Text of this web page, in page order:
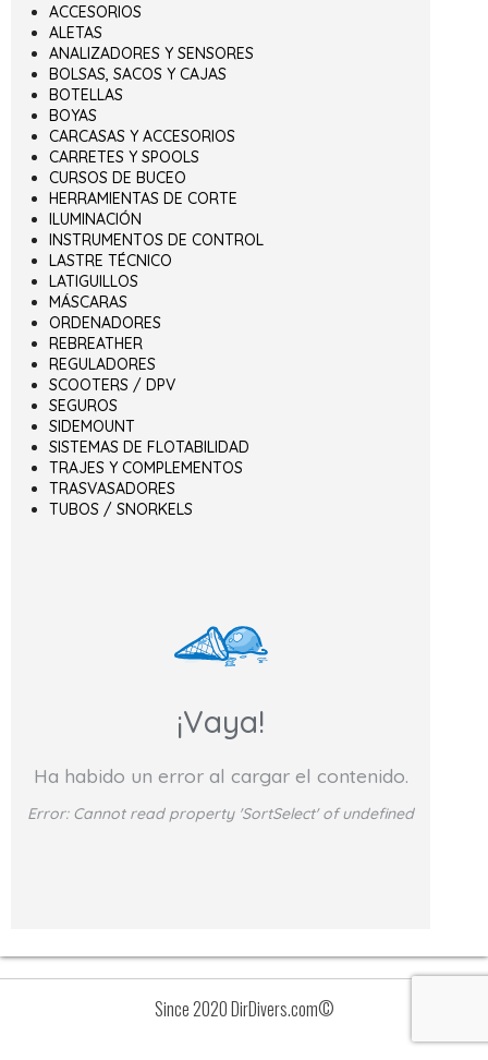
ACCESORIOS
ALETAS
ANALIZADORES Y SENSORES
BOLSAS, SACOS Y CAJAS
BOTELLAS
BOYAS
CARCASAS Y ACCESORIOS
CARRETES Y SPOOLS
CURSOS DE BUCEO
HERRAMIENTAS DE CORTE
ILUMINACIÓN
INSTRUMENTOS DE CONTROL
LASTRE TÉCNICO
LATIGUILLOS
MÁSCARAS
ORDENADORES
REBREATHER
REGULADORES
SCOOTERS / DPV
SEGUROS
SIDEMOUNT
SISTEMAS DE FLOTABILIDAD
TRAJES Y COMPLEMENTOS
TRASVASADORES
TUBOS / SNORKELS
¡Vaya!
Ha habido un error al cargar el contenido.
Error: Cannot read property 'SortSelect' of undefined
Since 2020 DirDivers.com©